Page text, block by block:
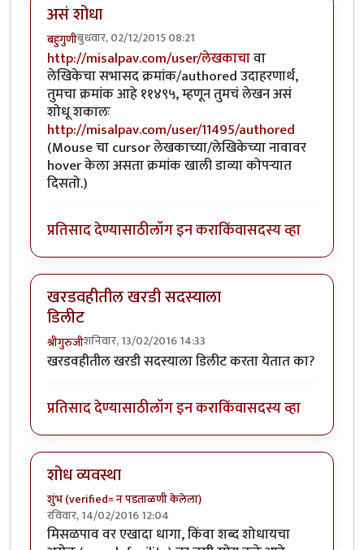
असं शोधा
बहुगुणीबुधवार, 02/12/2015 08:21
http://misalpav.com/user/लेखकाचावा
लेखिकेचा सभासद क्रमांक/authored उदाहरणार्थ,
तुमचा क्रमांक आहे ११४९५, म्हणून तुमचं लेखन असं
शोधू शकालः
http://misalpav.com/user/11495/authored
(Mouse चा cursor लेखकाच्या/लेखिकेच्या नावावर
hover केला असता क्रमांक खाली डाव्या कोपर्‍यात
दिसतो.)
प्रतिसाद देण्यासाठीलॉग इन कराकिंवासदस्य व्हा
खरडवहीतील खरडी सदस्याला
डिलीट
श्रीगुरुजीशनिवार, 13/02/2016 14:33
खरडवहीतील खरडी सदस्याला डिलीट करता येतात का?
प्रतिसाद देण्यासाठीलॉग इन कराकिंवासदस्य व्हा
शोध व्यवस्था
शुंभ (verified= न पडताळणी केलेला)
रविवार, 14/02/2016 12:04
मिसळपाव वर एखादा धागा, किंवा शब्द शोधायचा